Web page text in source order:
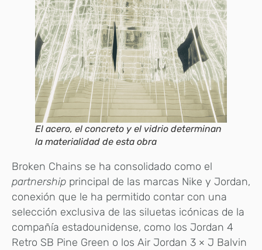
El acero, el concreto y el vidrio determinan
la materialidad de esta obra
Broken Chains se ha consolidado como el
partnership principal de las marcas Nike y Jordan,
conexión que le ha permitido contar con una
selección exclusiva de las siluetas icónicas de la
compañía estadounidense, como los Jordan 4
Retro SB Pine Green o los Air Jordan 3 × J Balvin